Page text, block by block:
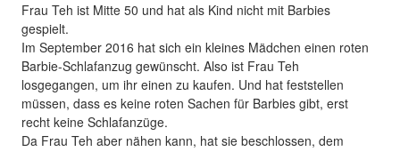
Frau Teh ist Mitte 50 und hat als Kind nicht mit Barbies
gespielt.
Im September 2016 hat sich ein kleines Mädchen einen roten
Barbie-Schlafanzug gewünscht. Also ist Frau Teh
losgegangen, um ihr einen zu kaufen. Und hat feststellen
müssen, dass es keine roten Sachen für Barbies gibt, erst
recht keine Schlafanzüge.
Da Frau Teh aber nähen kann, hat sie beschlossen, dem